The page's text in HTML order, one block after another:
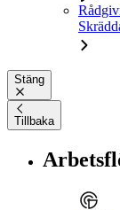
Stäng
Tillbaka